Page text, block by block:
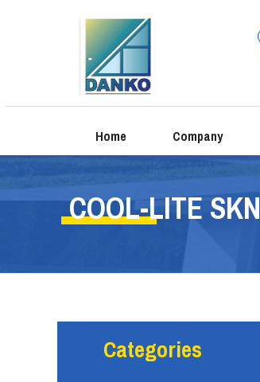
Home Company
COOL-LITE SKN
Categories